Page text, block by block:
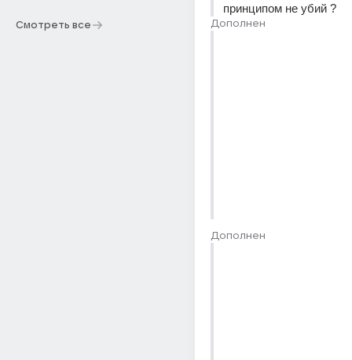
Смотреть все
принципом не убий ?
Дополнен
Дополнен